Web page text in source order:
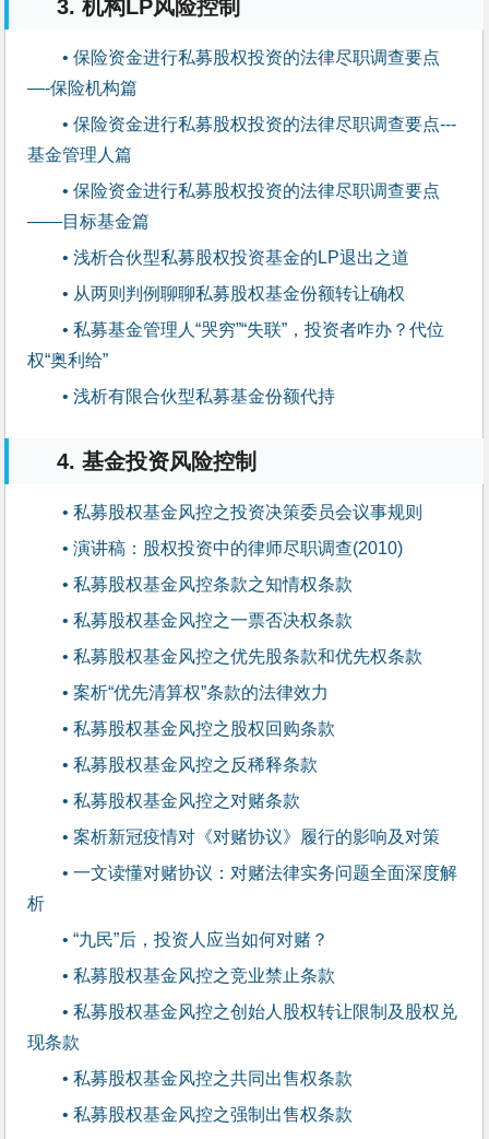
3. 机构LP风险控制
• 保险资金进行私募股权投资的法律尽职调查要点
—-保险机构篇
• 保险资金进行私募股权投资的法律尽职调查要点---
基金管理人篇
• 保险资金进行私募股权投资的法律尽职调查要点
——目标基金篇
• 浅析合伙型私募股权投资基金的LP退出之道
• 从两则判例聊聊私募股权基金份额转让确权
• 私募基金管理人“哭穷”“失联”，投资者咋办？代位
权“奥利给”
• 浅析有限合伙型私募基金份额代持
4. 基金投资风险控制
• 私募股权基金风控之投资决策委员会议事规则
• 演讲稿：股权投资中的律师尽职调查(2010)
• 私募股权基金风控条款之知情权条款
• 私募股权基金风控之一票否决权条款
• 私募股权基金风控之优先股条款和优先权条款
• 案析“优先清算权”条款的法律效力
• 私募股权基金风控之股权回购条款
• 私募股权基金风控之反稀释条款
• 私募股权基金风控之对赌条款
• 案析新冠疫情对《对赌协议》履行的影响及对策
• 一文读懂对赌协议：对赌法律实务问题全面深度解
析
• “九民”后，投资人应当如何对赌？
• 私募股权基金风控之竞业禁止条款
• 私募股权基金风控之创始人股权转让限制及股权兑
现条款
• 私募股权基金风控之共同出售权条款
• 私募股权基金风控之强制出售权条款